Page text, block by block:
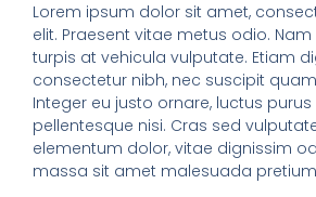
Lorem ipsum dolor sit amet,
elit. Praesent vitae metus odio.
turpis at vehicula vulputate. Etiam
consectetur nibh, nec suscipit
Integer eu justo ornare, luctus purus
pellentesque nisi. Cras sed
elementum dolor, vitae dignissim
massa sit amet malesuada